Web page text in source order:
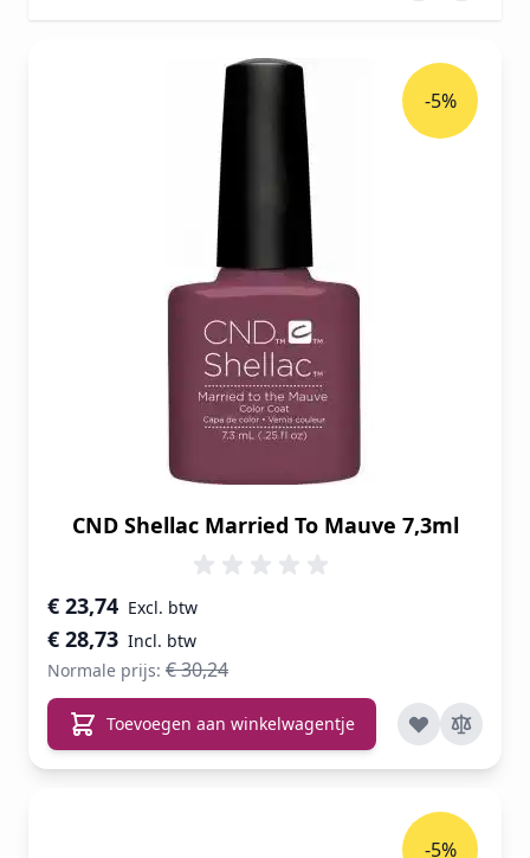
CND Shellac Married To Mauve 7,3ml
Speciale prijs
€ 28,73
€ 23,74
Normale prijs: € 30,24
-5%
Toevoegen aan winkelwagentje
-5%